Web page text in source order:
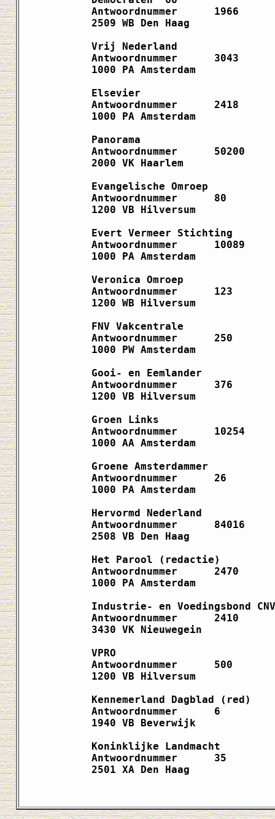
Antwoordnummer      1966
2509 WB Den Haag
Vrij Nederland
Antwoordnummer      3043
1000 PA Amsterdam
Elsevier
Antwoordnummer      2418
1000 PA Amsterdam
Panorama
Antwoordnummer      50200
2000 VK Haarlem
Evangelische Omroep
Antwoordnummer      80
1200 VB Hilversum
Evert Vermeer Stichting
Antwoordnummer      10089
1000 PA Amsterdam
Veronica Omroep
Antwoordnummer      123
1200 WB Hilversum
FNV Vakcentrale
Antwoordnummer      250
1000 PW Amsterdam
Gooi- en Eemlander
Antwoordnummer      376
1200 VB Hilversum
Groen Links
Antwoordnummer      10254
1000 AA Amsterdam
Groene Amsterdammer
Antwoordnummer      26
1000 PA Amsterdam
Hervormd Nederland
Antwoordnummer      84016
2508 VB Den Haag
Het Parool (redactie)
Antwoordnummer      2470
1000 PA Amsterdam
Industrie- en Voedingsbond
Antwoordnummer      2410
3430 VK Nieuwegein
VPRO
Antwoordnummer      500
1200 VB Hilversum
Kennemerland Dagblad
Antwoordnummer      6
1940 VB Beverwijk
Koninklijke Landmacht
Antwoordnummer      35